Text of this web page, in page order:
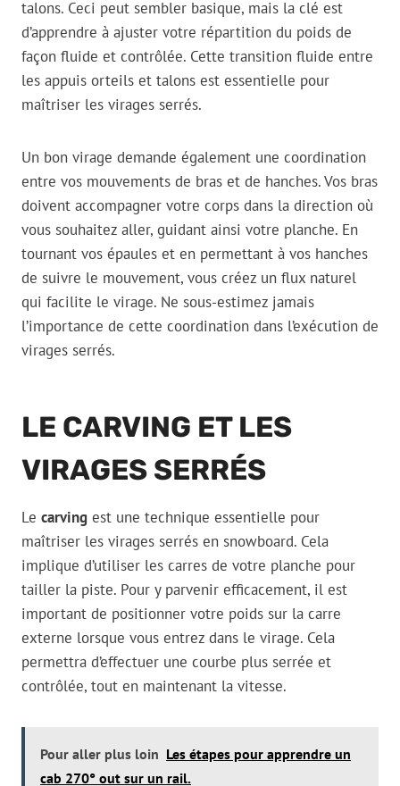
talons. Ceci peut sembler basique, mais la clé est
d’apprendre à ajuster votre répartition du poids de
façon fluide et contrôlée. Cette transition fluide entre
les appuis orteils et talons est essentielle pour
maîtriser les virages serrés.
Un bon virage demande également une coordination
entre vos mouvements de bras et de hanches. Vos bras
doivent accompagner votre corps dans la direction où
vous souhaitez aller, guidant ainsi votre planche. En
tournant vos épaules et en permettant à vos hanches
de suivre le mouvement, vous créez un flux naturel
qui facilite le virage. Ne sous-estimez jamais
l’importance de cette coordination dans l’exécution de
virages serrés.
LE CARVING ET LES
VIRAGES SERRÉS
Le carving est une technique essentielle pour
maîtriser les virages serrés en snowboard. Cela
implique d’utiliser les carres de votre planche pour
tailler la piste. Pour y parvenir efficacement, il est
important de positionner votre poids sur la carre
externe lorsque vous entrez dans le virage. Cela
permettra d’effectuer une courbe plus serrée et
contrôlée, tout en maintenant la vitesse.
Pour aller plus loin Les étapes pour apprendre un
cab 270° out sur un rail.